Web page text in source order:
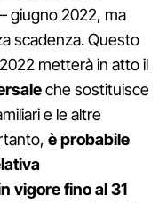
giugno 2022, ma
scadenza. Questo
metterà in atto il
che sostituisce
e le altre
è probabile
vigore fino al 31